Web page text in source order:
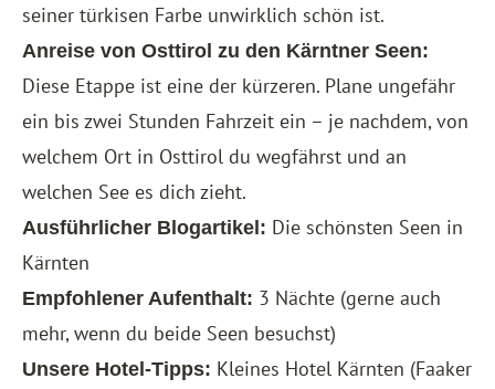
seiner türkisen Farbe unwirklich schön ist.
Anreise von Osttirol zu den Kärntner Seen:
Diese Etappe ist eine der kürzeren. Plane ungefähr
ein bis zwei Stunden Fahrzeit ein – je nachdem, von
welchem Ort in Osttirol du wegfährst und an
welchen See es dich zieht.
Ausführlicher Blogartikel: Die schönsten Seen in
Kärnten
Empfohlener Aufenthalt: 3 Nächte (gerne auch
mehr, wenn du beide Seen besuchst)
Unsere Hotel-Tipps: Kleines Hotel Kärnten (Faaker